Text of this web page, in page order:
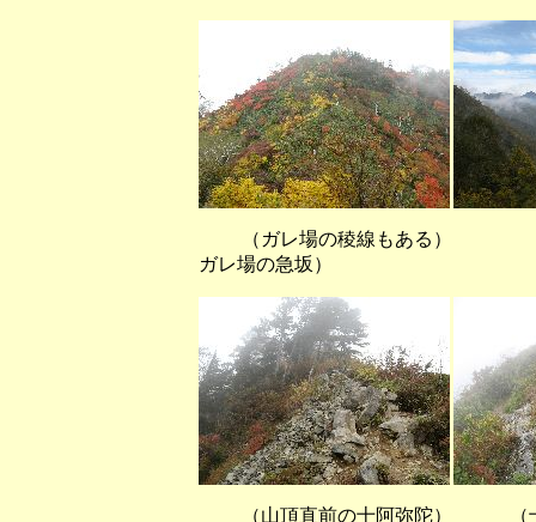
（ガレ場の稜線もある） （
ガレ場の急坂）
（山頂直前の十阿弥陀） （